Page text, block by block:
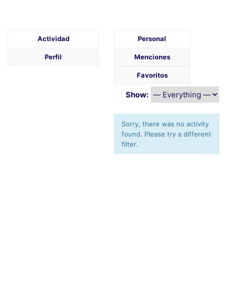
Actividad
Perfil
Personal
Menciones
Favoritos
Show:
Sorry, there was no activity
found. Please try a different
filter.